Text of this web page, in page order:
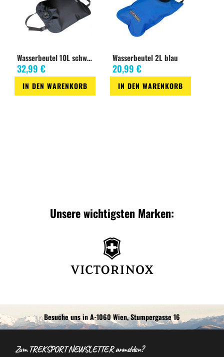
Wasserbeutel 10L schwarz
32,99 €
IN DEN WARENKORB
Wasserbeutel 2L blau
20,99 €
IN DEN WARENKORB
Unsere wichtigsten Marken:
Besuche uns in A-1060 Wien, Stumpergasse 16
Zum TREKSPORT NEWSLETTER anmelden?